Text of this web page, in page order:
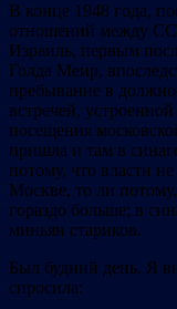
В конце 1948 года,
отношений между
Израиль, первым
Голда Меир,
пребывание в
встречей,
посещения
пришла и там в
потому, что власти
Москве, то ли
гораздо больше; в
миньян стариков.
Был будний день. Я
спросила: